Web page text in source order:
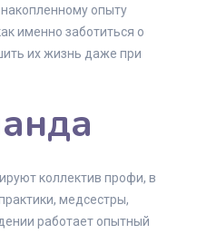
опыту
именно заботиться о
их жизнь даже при
коллектив профи, в
медсестры,
работает опытный